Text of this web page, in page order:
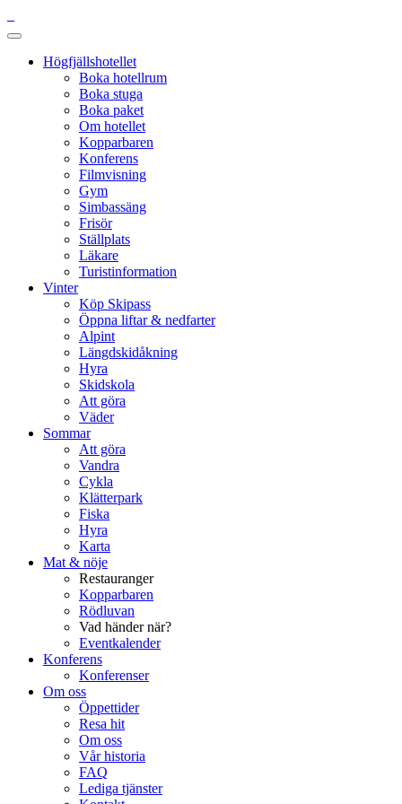
Högfjällshotellet
Boka hotellrum
Boka stuga
Boka paket
Om hotellet
Kopparbaren
Konferens
Filmvisning
Gym
Simbassäng
Frisör
Ställplats
Läkare
Turistinformation
Vinter
Köp Skipass
Öppna liftar & nedfarter
Alpint
Längdskidåkning
Hyra
Skidskola
Att göra
Väder
Sommar
Att göra
Vandra
Cykla
Klätterpark
Fiska
Hyra
Karta
Mat & nöje
Restauranger
Kopparbaren
Rödluvan
Vad händer när?
Eventkalender
Konferens
Konferenser
Om oss
Öppettider
Resa hit
Om oss
Vår historia
FAQ
Lediga tjänster